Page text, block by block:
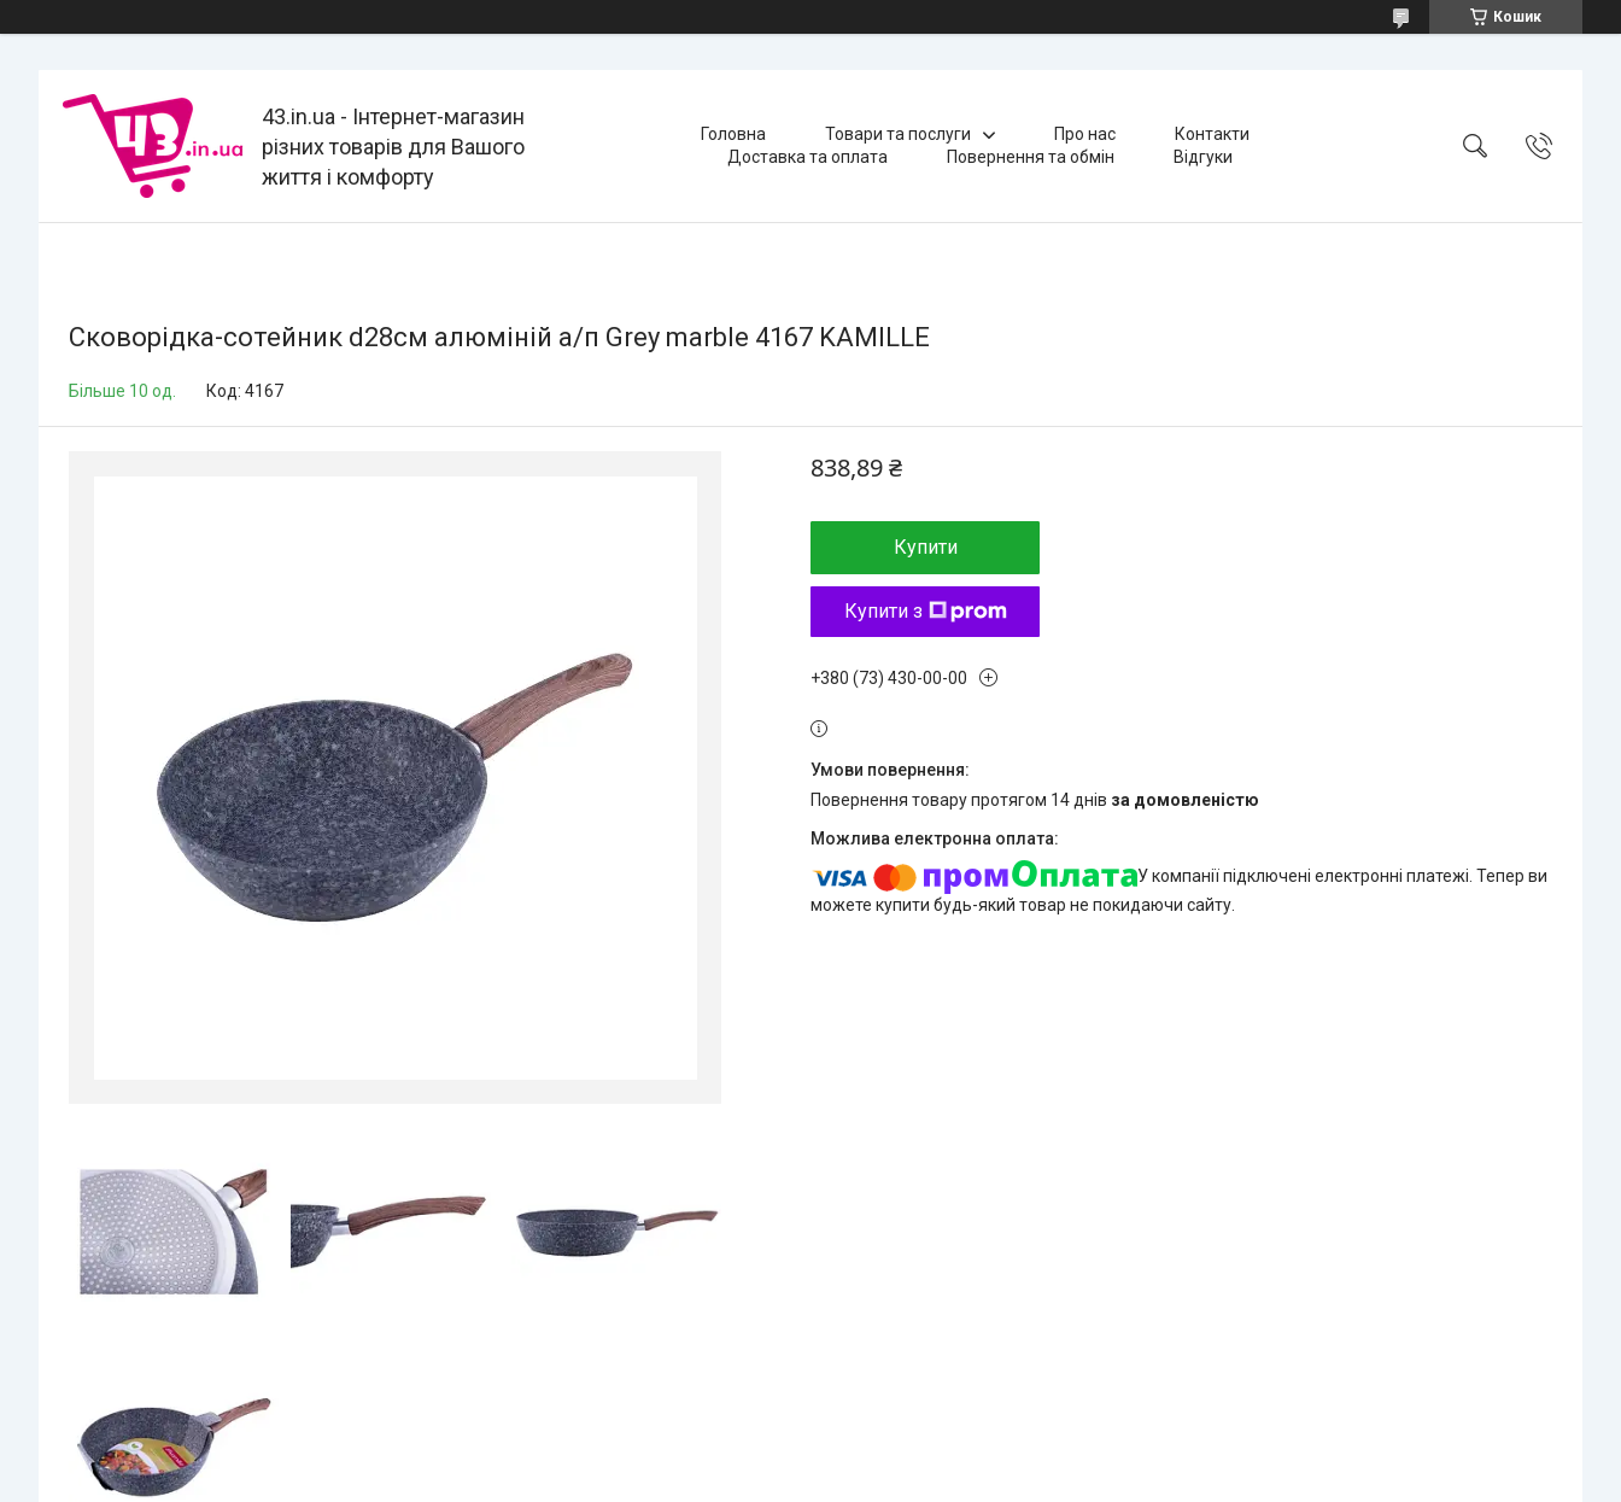
Кошик
43.in.ua - Інтернет-магазин
різних товарів для Вашого
життя і комфорту
Головна Товари та послуги Про нас
Контакти
Доставка та оплата
Повернення та обмін Відгуки
Сковорідка-сотейник d28см алюміній а/п Grey marble 4167 KAMILLE
Більше 10 од. Код: 4167
838,89 ₴
Купити
Купити з
+380 (73) 430-00-00
повернення товару протягом 14 днів за домовленістю
У компанії підключені електронні платежі. Тепер ви
можете купити будь-який товар не покидаючи сайту.